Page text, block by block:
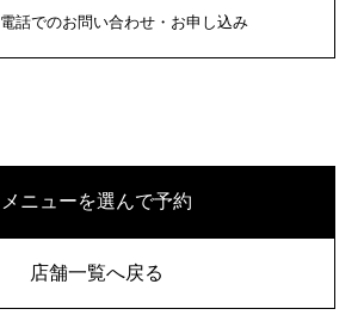
話でのお問い合わせ・お申し込み
メニューを選んで予約
店舗一覧へ戻る